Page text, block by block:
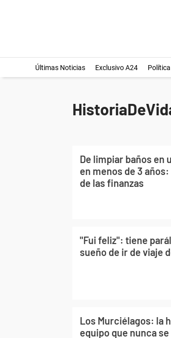
Últimas Noticias Exclusivo A24 Política
De limpiar baños en
en menos de 3
de las finanzas
"Fui feliz": tiene
sueño de ir de viaje
Los Murciélagos: la
equipo que nunca